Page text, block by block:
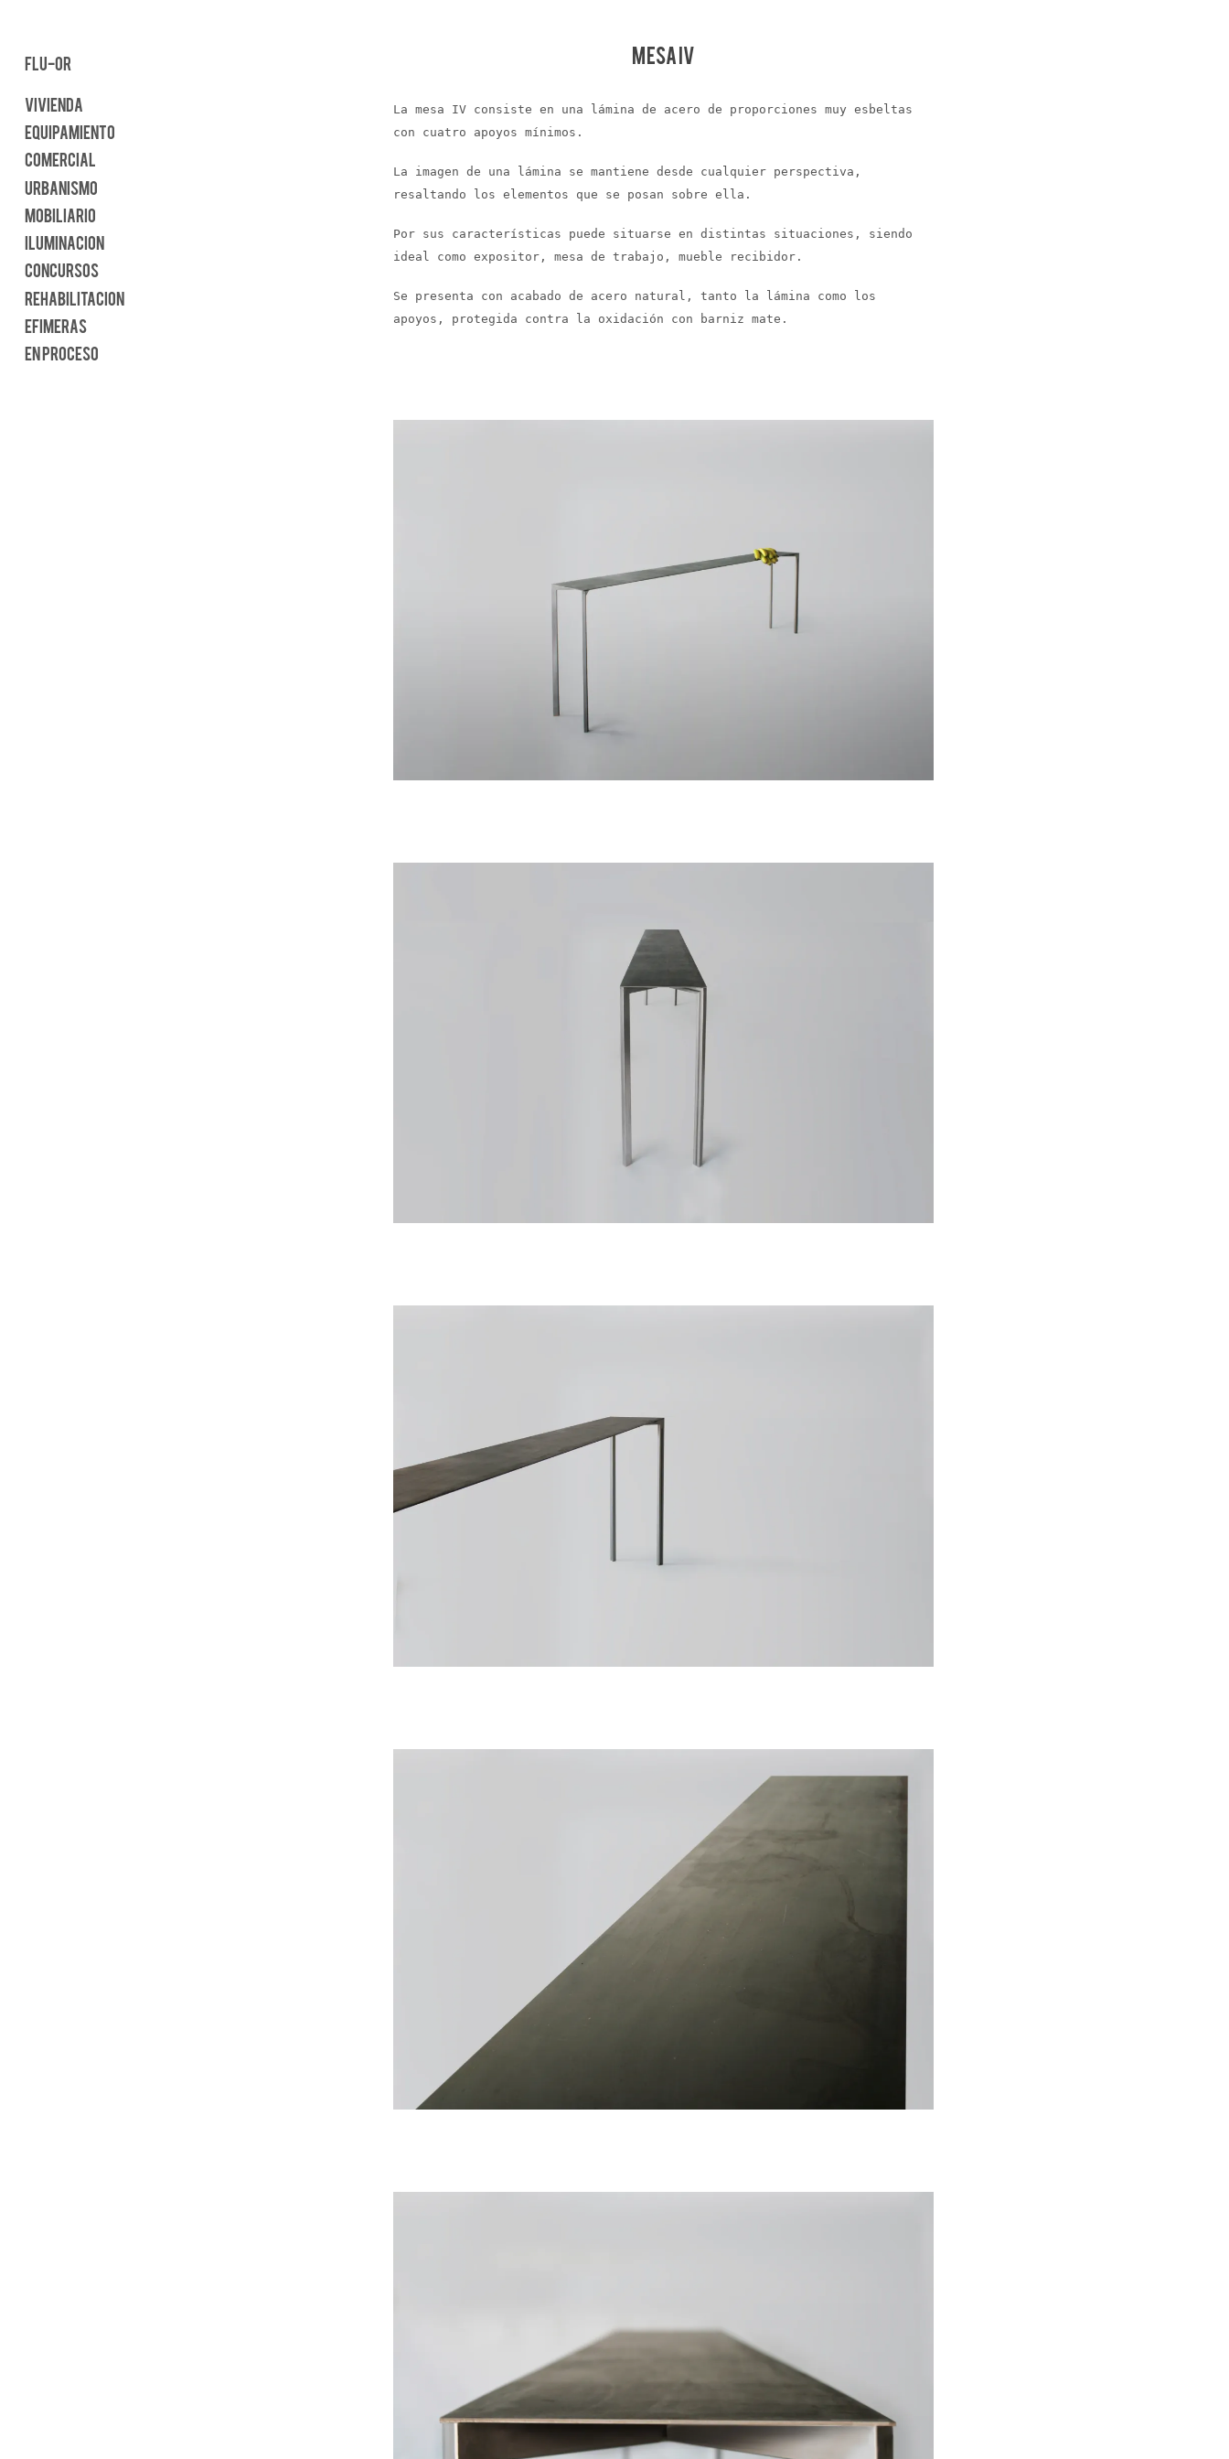
FLU-OR
Vivienda
Equipamiento
Comercial
Urbanismo
Mobiliario
Iluminacion
Concursos
Rehabilitacion
Efimeras
en proceso
Mesa IV
La mesa IV consiste en una lámina de acero de proporciones muy esbeltas
con cuatro apoyos mínimos.
La imagen de una lámina se mantiene desde cualquier perspectiva,
resaltando los elementos que se posan sobre ella.
Por sus características puede situarse en distintas situaciones, siendo
ideal como expositor, mesa de trabajo, mueble recibidor.
Se presenta con acabado de acero natural, tanto la lámina como los
apoyos, protegida contra la oxidación con barniz mate.